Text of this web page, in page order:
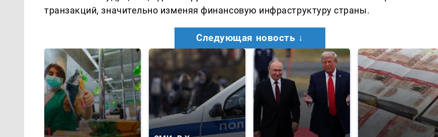
транзакций, значительно изменяя финансовую инфраструктуру страны.
Следующая новость ↓